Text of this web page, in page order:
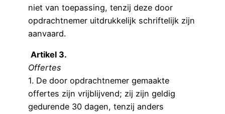
niet van toepassing, tenzij deze door
opdrachtnemer uitdrukkelijk schriftelijk zijn
aanvaard.
Artikel 3.
Offertes
1. De door opdrachtnemer gemaakte
offertes zijn vrijblijvend; zij zijn geldig
gedurende 30 dagen, tenzij anders